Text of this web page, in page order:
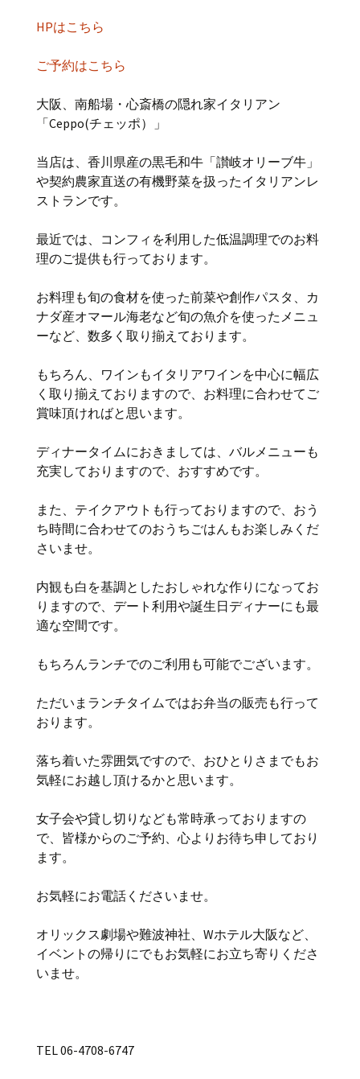
HPはこちら
ご予約はこちら
大阪、南船場・心斎橋の隠れ家イタリアン
「Ceppo(チェッポ）」
当店は、香川県産の黒毛和牛「讃岐オリーブ牛」
や契約農家直送の有機野菜を扱ったイタリアンレ
ストランです。
最近では、コンフィを利用した低温調理でのお料
理のご提供も行っております。
お料理も旬の食材を使った前菜や創作パスタ、カ
ナダ産オマール海老など旬の魚介を使ったメニュ
ーなど、数多く取り揃えております。
もちろん、ワインもイタリアワインを中心に幅広
く取り揃えておりますので、お料理に合わせてご
賞味頂ければと思います。
ディナータイムにおきましては、バルメニューも
充実しておりますので、おすすめです。
また、テイクアウトも行っておりますので、おう
ち時間に合わせてのおうちごはんもお楽しみくだ
さいませ。
内観も白を基調としたおしゃれな作りになってお
りますので、デート利用や誕生日ディナーにも最
適な空間です。
もちろんランチでのご利用も可能でございます。
ただいまランチタイムではお弁当の販売も行って
おります。
落ち着いた雰囲気ですので、おひとりさまでもお
気軽にお越し頂けるかと思います。
女子会や貸し切りなども常時承っておりますの
で、皆様からのご予約、心よりお待ち申しており
ます。
お気軽にお電話くださいませ。
オリックス劇場や難波神社、Wホテル大阪など、
イベントの帰りにでもお気軽にお立ち寄りくださ
いませ。
TEL 06-4708-6747